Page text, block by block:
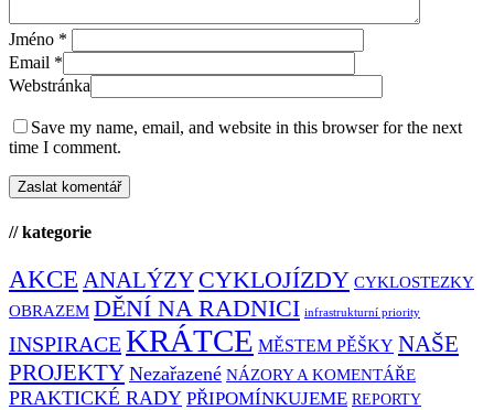
Jméno *
Email *
Webstránka
Save my name, email, and website in this browser for the next
time I comment.
// kategorie
AKCE ANALÝZY CYKLOJÍZDY CYKLOSTEZKY
OBRAZEM DĚNÍ NA RADNICI infrastrukturní priority
INSPIRACEKRÁTCE MĚSTEM PĚŠKY NAŠE
PROJEKTY Nezařazené NÁZORY A KOMENTÁŘE
PRAKTICKÉ RADY PŘIPOMÍNKUJEME REPORTY